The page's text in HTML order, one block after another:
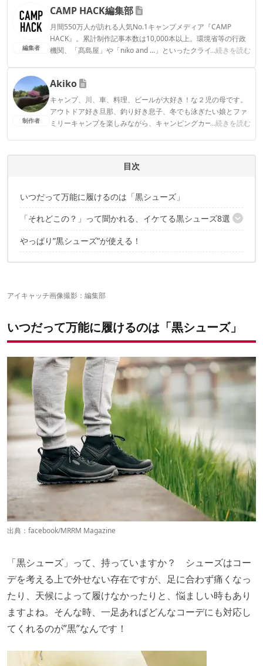
編集者
CAMP HACK編集部
月間550万人が訪れる人気No.1キャンプメディア『CAMP
HACK』。累計制作記事本数は10,000本以上。環境省等の行政
機関、「髙島屋」や「niko and ...」といったクライアントとの
...続きを読む
CAMP HACK編集部のプロフィール
制作者
Akiko
キャンプ、川、車、料理、ビールが大好き！な２児の母です。
アウトドア好き旦那、釣り好き息子、冬でも泳ぎたい娘とファ
ミリーキャンプを楽しみながら、キャンピングカー購入を計画
...続きを読む
目次
いつだって万能に履けるのは「黒シューズ」
「それどこの？」って聞かれる、イケてる黒シューズ8選
ホカ オネオネ「BONDI6」
アシックス「GEL-KAYANO 5 OG」
TEX」
テバ「Arrowood Evo Mesh」
やっぱり”黒シューズ”が使える！
アイキャッチ画像撮影：編集部
いつだって万能に履けるのは「黒シューズ」
出典： facebook/MRRM Magazine
「黒シューズ」って、持っていますか？ シューズはコー
デを考える上で外せない存在ですが、足に合わず痛くなっ
たり、天候によって履けなかったりと、悩ましい時もあり
ますよね。そんな時、一足あればどんなコーデにも対応し
てくれるのが”黒”なんです！